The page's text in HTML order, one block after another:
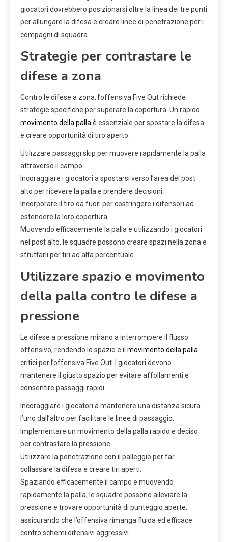
giocatori dovrebbero posizionarsi oltre la linea dei tre punti
per allungare la difesa e creare linee di penetrazione per i
compagni di squadra.
Strategie per contrastare le
difese a zona
Contro le difese a zona, l’offensiva Five Out richiede
strategie specifiche per superare la copertura. Un rapido
movimento della palla è essenziale per spostare la difesa
e creare opportunità di tiro aperto.
Utilizzare passaggi skip per muovere rapidamente la palla
attraverso il campo.
Incoraggiare i giocatori a spostarsi verso l’area del post
alto per ricevere la palla e prendere decisioni.
Incorporare il tiro da fuori per costringere i difensori ad
estendere la loro copertura.
Muovendo efficacemente la palla e utilizzando i giocatori
nel post alto, le squadre possono creare spazi nella zona e
sfruttarli per tiri ad alta percentuale.
Utilizzare spazio e movimento
della palla contro le difese a
pressione
Le difese a pressione mirano a interrompere il flusso
offensivo, rendendo lo spazio e il movimento della palla
critici per l’offensiva Five Out. I giocatori devono
mantenere il giusto spazio per evitare affollamenti e
consentire passaggi rapidi.
Incoraggiare i giocatori a mantenere una distanza sicura
l’uno dall’altro per facilitare le linee di passaggio.
Implementare un movimento della palla rapido e deciso
per contrastare la pressione.
Utilizzare la penetrazione con il palleggio per far
collassare la difesa e creare tiri aperti.
Spaziando efficacemente il campo e muovendo
rapidamente la palla, le squadre possono alleviare la
pressione e trovare opportunità di punteggio aperte,
assicurando che l’offensiva rimanga fluida ed efficace
contro schemi difensivi aggressivi.